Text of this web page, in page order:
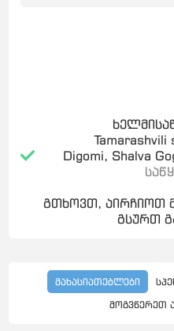
Tamarashvili
Digomi, Shalva
გთხოვთ, აირჩიოთ
გსურთ
მახასიათებლები
მოგვწერეთ